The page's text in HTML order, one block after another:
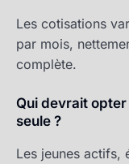
Les cotisations
par mois,
complète.
Qui devrait
seule ?
Les jeunes actifs,